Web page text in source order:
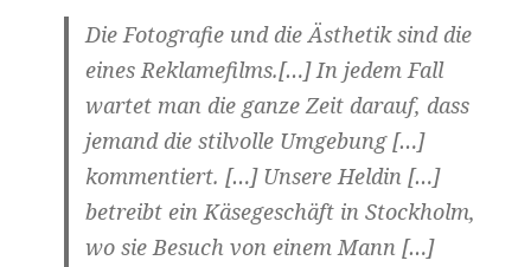
Die Fotografie und die Ästhetik sind die
eines Reklamefilms.[…] In jedem Fall
wartet man die ganze Zeit darauf, dass
jemand die stilvolle Umgebung […]
kommentiert. […] Unsere Heldin […]
betreibt ein Käsegeschäft in Stockholm,
wo sie Besuch von einem Mann […]